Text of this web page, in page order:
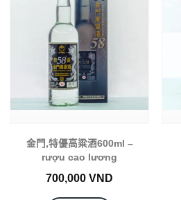
金門,特優高粱酒600ml –
rượu cao lương
700,000 VND